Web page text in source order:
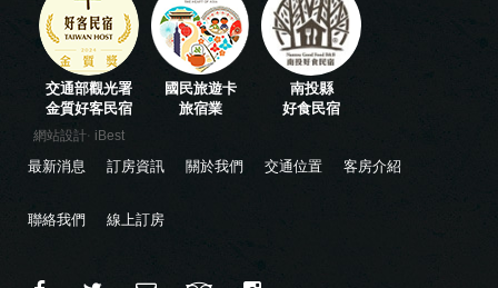
交通部觀光署
金質好客民宿
國民旅遊卡
旅宿業
南投縣
好食民宿
網站設計‧ iBest
最新消息 訂房資訊 關於我們 交通位置 客房介紹
聯絡我們 線上訂房